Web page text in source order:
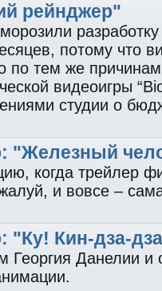
рейнджер"
потому что
по тем же
видеоигры
студии о
"Железный
когда трейлер
и вовсе –
"Ку! Кин-дза-
Георгия Данелии и